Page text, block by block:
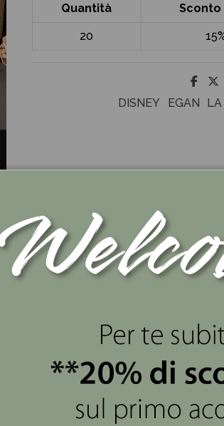
Quantità Sconto
20
DISNEY EGAN LA
101 Disney è Ideale per incorniciare i
affermando la sua filosofia di
il loro mestiere di generazione in